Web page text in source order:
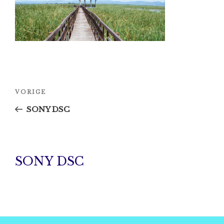
Vorig
VORIGE
SONY DSC
SONY DSC